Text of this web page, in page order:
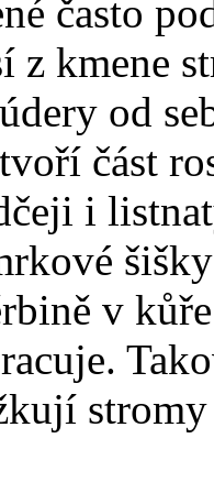
často
z kmene
od
část
i
v